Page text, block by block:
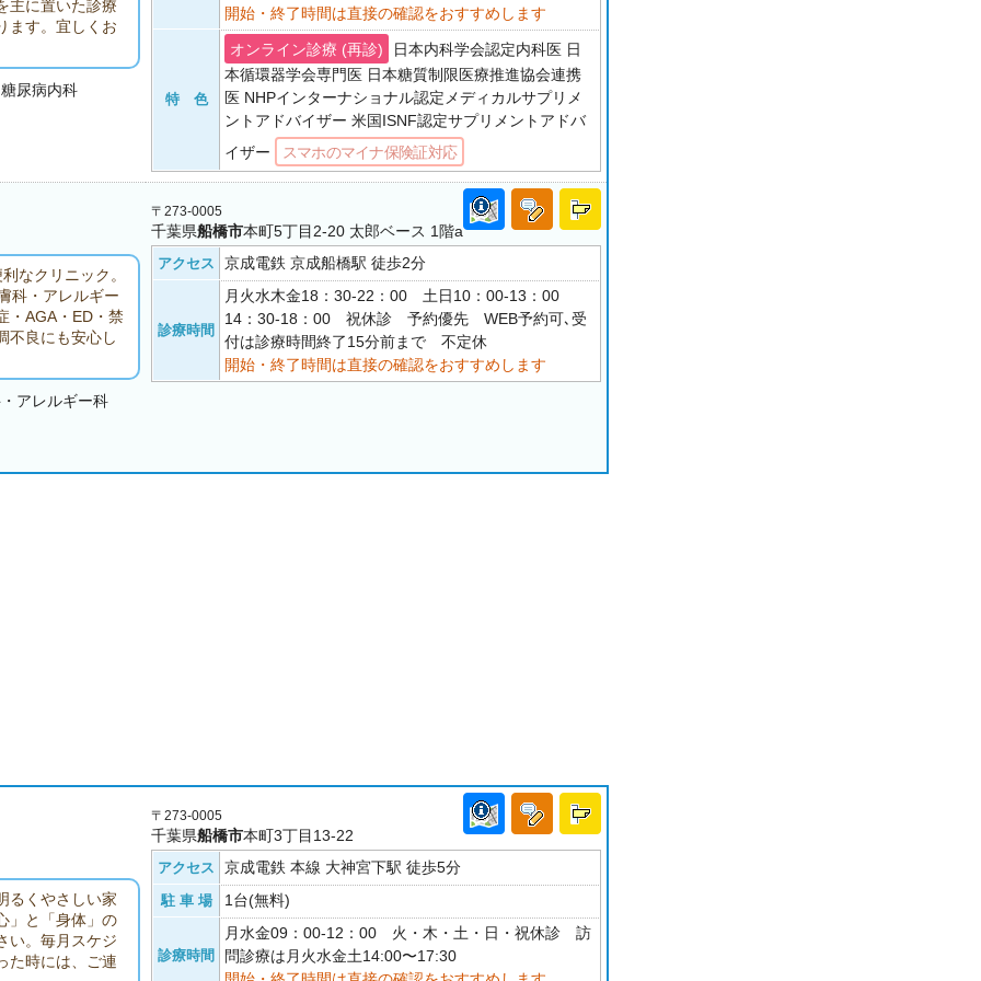
主に置いた診療
ます。宜しくお
尿病内科
開始・終了時間は直接の確認をおすすめします
特 色
オンライン診療 (再診)
日本内科学会認定内科医 日
本循環器学会専門医 日本糖質制限医療推進協会連携
医 NHPインターナショナル認定メディカルサプリメ
ントアドバイザー 米国ISNF認定サプリメントアドバ
イザー
スマホのマイナ保険証対応
なクリニック。
科・アレルギー
・AGA・ED・禁
不良にも安心し
アレルギー科
〒273-0005
千葉県船橋市本町5丁目2-20 太郎ベース 1階a
アクセス 京成電鉄 京成船橋駅 徒歩2分
診療時間
月火水木金18：30-22：00 土日10：00-13：00
14：30-18：00 祝休診 予約優先 WEB予約可､受
付は診療時間終了15分前まで 不定休
開始・終了時間は直接の確認をおすすめします
るくやさしい家
」と「身体」の
い。毎月スケジ
た時には、ご連
〒273-0005
千葉県船橋市本町3丁目13-22
アクセス 京成電鉄 本線 大神宮下駅 徒歩5分
駐 車 場 1台(無料)
診療時間
月水金09：00-12：00 火・木・土・日・祝休診 訪
問診療は月火水金土14:00〜17:30